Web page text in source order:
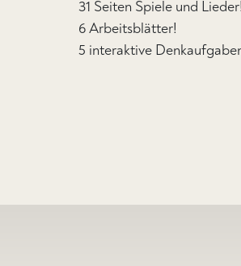
31 Seiten Spiele und Lieder!
6 Arbeitsblätter!
5 interaktive